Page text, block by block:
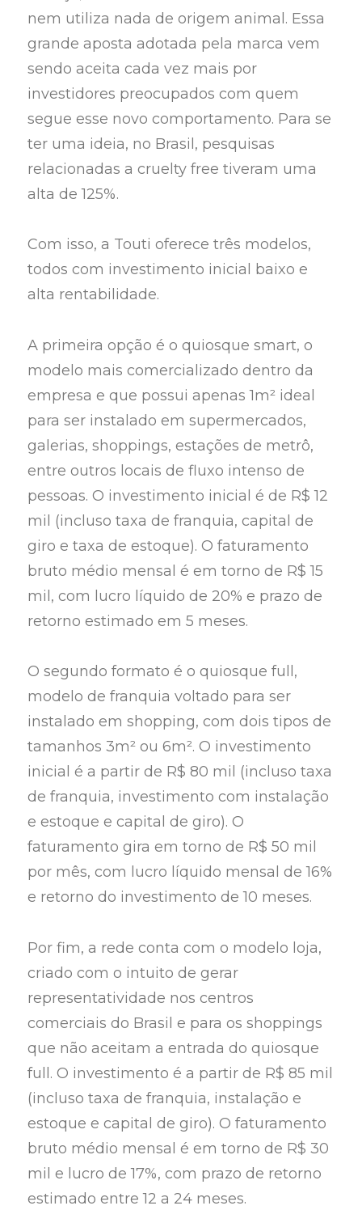
nem utiliza nada de origem animal. Essa
grande aposta adotada pela marca vem
sendo aceita cada vez mais por
investidores preocupados com quem
segue esse novo comportamento. Para se
ter uma ideia, no Brasil, pesquisas
relacionadas a cruelty free tiveram uma
alta de 125%.
Com isso, a Touti oferece três modelos,
todos com investimento inicial baixo e
alta rentabilidade.
A primeira opção é o quiosque smart, o
modelo mais comercializado dentro da
empresa e que possui apenas 1m² ideal
para ser instalado em supermercados,
galerias, shoppings, estações de metrô,
entre outros locais de fluxo intenso de
pessoas. O investimento inicial é de R$ 12
mil (incluso taxa de franquia, capital de
giro e taxa de estoque). O faturamento
bruto médio mensal é em torno de R$ 15
mil, com lucro líquido de 20% e prazo de
retorno estimado em 5 meses.
O segundo formato é o quiosque full,
modelo de franquia voltado para ser
instalado em shopping, com dois tipos de
tamanhos 3m² ou 6m². O investimento
inicial é a partir de R$ 80 mil (incluso taxa
de franquia, investimento com instalação
e estoque e capital de giro). O
faturamento gira em torno de R$ 50 mil
por mês, com lucro líquido mensal de 16%
e retorno do investimento de 10 meses.
Por fim, a rede conta com o modelo loja,
criado com o intuito de gerar
representatividade nos centros
comerciais do Brasil e para os shoppings
que não aceitam a entrada do quiosque
full. O investimento é a partir de R$ 85 mil
(incluso taxa de franquia, instalação e
estoque e capital de giro). O faturamento
bruto médio mensal é em torno de R$ 30
mil e lucro de 17%, com prazo de retorno
estimado entre 12 a 24 meses.